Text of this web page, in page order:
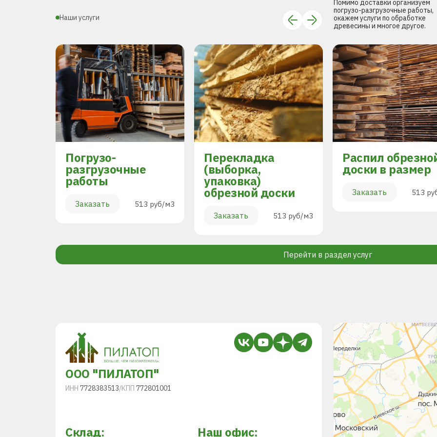
Наши услуги
Помимо доставки организуем
погрузо-разгрузочные работы,
окажем услуги по обработке
древесины и многое другое.
Погрузо-
разгрузочные
работы
Заказать 513 руб/м3
Перекладка
(выборка,
упаковка)
обрезной доски
Заказать 513 руб/м3
Распил
доски в размер
Заказать 513
Перейти в раздел услуг
ООО "ПИЛАТОП"
ИНН 7728383513/КПП 772801001
Склад: Наш офис: